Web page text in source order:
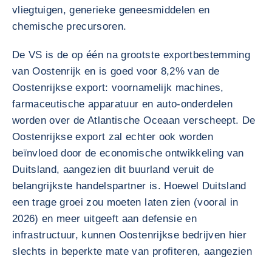
vliegtuigen, generieke geneesmiddelen en
chemische precursoren.
De VS is de op één na grootste exportbestemming
van Oostenrijk en is goed voor 8,2% van de
Oostenrijkse export: voornamelijk machines,
farmaceutische apparatuur en auto-onderdelen
worden over de Atlantische Oceaan verscheept. De
Oostenrijkse export zal echter ook worden
beïnvloed door de economische ontwikkeling van
Duitsland, aangezien dit buurland veruit de
belangrijkste handelspartner is. Hoewel Duitsland
een trage groei zou moeten laten zien (vooral in
2026) en meer uitgeeft aan defensie en
infrastructuur, kunnen Oostenrijkse bedrijven hier
slechts in beperkte mate van profiteren, aangezien